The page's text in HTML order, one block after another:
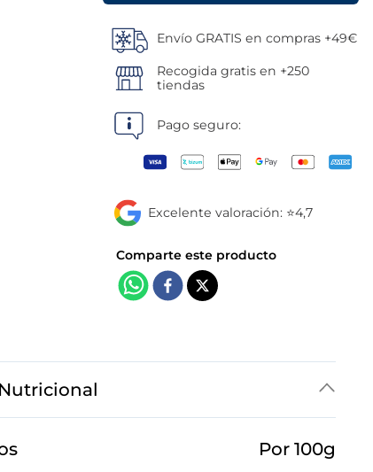
Envío GRATIS en compras +49€
Recogida gratis en +250
tiendas
Pago seguro:
Excelente valoración: ⭐4,7
Por 100g